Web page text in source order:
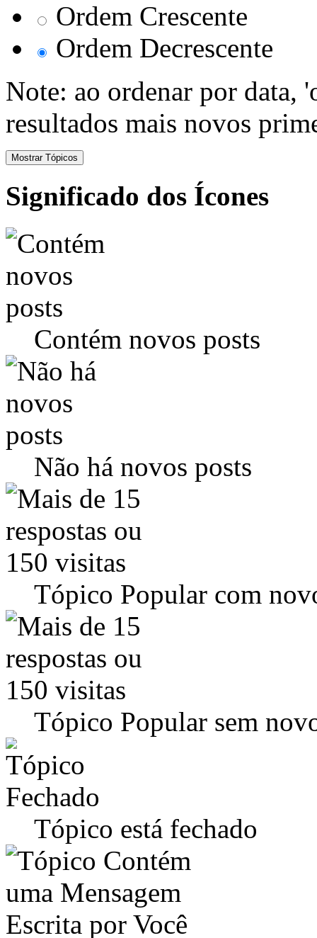
Ordem Crescente
Ordem Decrescente
Note: ao ordenar por data,
resultados mais novos
Significado dos Ícones
Contém novos posts
Não há novos posts
Tópico Popular com
Tópico Popular sem
Tópico está fechado